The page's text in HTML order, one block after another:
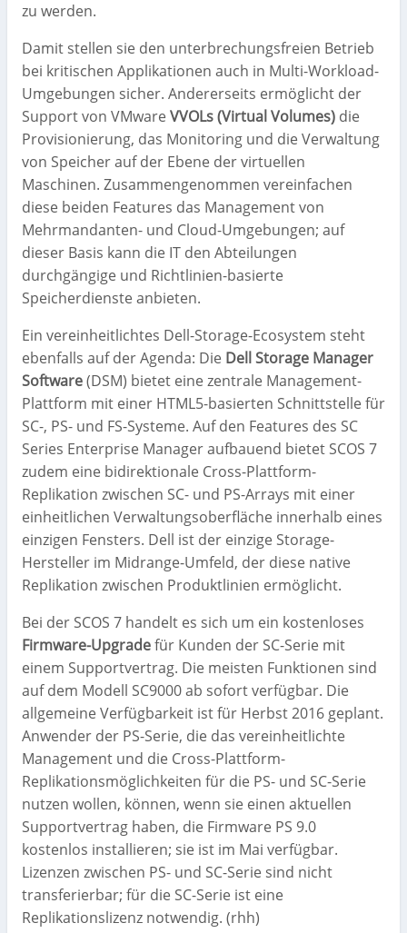
zu werden.
Damit stellen sie den unterbrechungsfreien Betrieb
bei kritischen Applikationen auch in Multi-Workload-
Umgebungen sicher. Andererseits ermöglicht der
Support von VMware VVOLs (Virtual Volumes) die
Provisionierung, das Monitoring und die Verwaltung
von Speicher auf der Ebene der virtuellen
Maschinen. Zusammengenommen vereinfachen
diese beiden Features das Management von
Mehrmandanten- und Cloud-Umgebungen; auf
dieser Basis kann die IT den Abteilungen
durchgängige und Richtlinien-basierte
Speicherdienste anbieten.
Ein vereinheitlichtes Dell-Storage-Ecosystem steht
ebenfalls auf der Agenda: Die Dell Storage Manager
Software(DSM) bietet eine zentrale Management-
Plattform mit einer HTML5-basierten Schnittstelle für
SC-, PS- und FS-Systeme. Auf den Features des SC
Series Enterprise Manager aufbauend bietet SCOS 7
zudem eine bidirektionale Cross-Plattform-
Replikation zwischen SC- und PS-Arrays mit einer
einheitlichen Verwaltungsoberfläche innerhalb eines
einzigen Fensters. Dell ist der einzige Storage-
Hersteller im Midrange-Umfeld, der diese native
Replikation zwischen Produktlinien ermöglicht.
Bei der SCOS 7 handelt es sich um ein kostenloses
Firmware-Upgradefür Kunden der SC-Serie mit
einem Supportvertrag. Die meisten Funktionen sind
auf dem Modell SC9000 ab sofort verfügbar. Die
allgemeine Verfügbarkeit ist für Herbst 2016 geplant.
Anwender der PS-Serie, die das vereinheitlichte
Management und die Cross-Plattform-
Replikationsmöglichkeiten für die PS- und SC-Serie
nutzen wollen, können, wenn sie einen aktuellen
Supportvertrag haben, die Firmware PS 9.0
kostenlos installieren; sie ist im Mai verfügbar.
Lizenzen zwischen PS- und SC-Serie sind nicht
transferierbar; für die SC-Serie ist eine
Replikationslizenz notwendig. (rhh)